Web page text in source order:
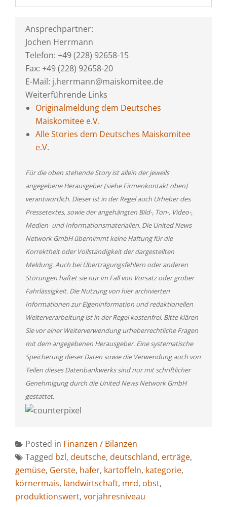
Ansprechpartner:
Jochen Herrmann
Telefon: +49 (228) 92658-15
Fax: +49 (228) 92658-20
E-Mail: j.herrmann@maiskomitee.de
Weiterführende Links
Originalmeldung dem Deutsches
Maiskomitee e.V.
Alle Stories dem Deutsches Maiskomitee
e.V.
Für die oben stehende Story ist allein der jeweils
angegebene Herausgeber (siehe Firmenkontakt oben)
verantwortlich. Dieser ist in der Regel auch Urheber des
Pressetextes, sowie der angehängten Bild-, Ton-, Video-,
Medien- und Informationsmaterialien. Die United News
Network GmbH übernimmt keine Haftung für die
Korrektheit oder Vollständigkeit der dargestellten
Meldung. Auch bei Übertragungsfehlern oder anderen
Störungen haftet sie nur im Fall von Vorsatz oder grober
Fahrlässigkeit. Die Nutzung von hier archivierten
Informationen zur Eigeninformation und redaktionellen
Weiterverarbeitung ist in der Regel kostenfrei. Bitte klären
Sie vor einer Weiterverwendung urheberrechtliche Fragen
mit dem angegebenen Herausgeber. Eine systematische
Speicherung dieser Daten sowie die Verwendung auch von
Teilen dieses Datenbankwerks sind nur mit schriftlicher
Genehmigung durch die United News Network GmbH
gestattet.
Posted in Finanzen / Bilanzen
Tagged bzl, deutsche, deutschland, erträge,
gemüse, Gerste, hafer, kartoffeln, kategorie,
körnermais, landwirtschaft, mrd, obst,
produktionswert, vorjahresniveau